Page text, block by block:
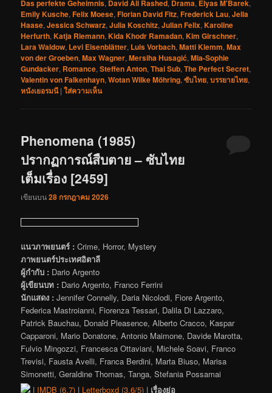
Das perfekte Geheimnis, David Ali Rashed, Drama, Elyas M'Barek,
Emily Kusche,Felix Moese,Florian David Fitz,Frederick Lau,Jella
Haase,Jessica Schwarz,Julia Koschitz,Julian Felix,Karoline
Herfurth,Katja Riemann,Kida Khodr Ramadan,Kim Girschner,
Lara Waldow, Levi Eisenblätter, Luis Vorbach,Matti Klemm,Max
von der Groeben,Max Wagner,Mersiha Husagić,Mia-Sophie
Gundacker, Romance,Steffen Anton,Thai Sub,The Perfect Secret,
Valentin von Falkenhayn,Wotan Wilke Möhring,ซับไทย,บรรยายไทย,
หนังเยอรมนี |ใส่ความเห็น
Phenomena (1985)
ปรากฏการณ์สืบตาย – ซับไทย
เต็มเรื่อง [2459]
เขียนบน28 กรกฎาคม 2026
แนวภาพยนตร์ : Crime, Horror, Mystery
ภาพยนตร์ประเทศอิตาลี
ผู้กำกับ : Dario Argento
ผู้เขียนบท : Dario Argento, Franco Ferrini
นักแสดง : Jennifer Connelly, Daria Nicolodi, Fiore Argento,
Federica Mastroianni, Fiorenza Tessari, Dalila Di Lazzaro,
Patrick Bauchau, Donald Pleasence, Alberto Cracco, Kaspar
Capparoni, Mario Donatone, Antonio Maimone, Davide Marotta,
Fulvio Mingozzi, Francesca Ottaviani, Michele Soavi, Franco
Trevisi, Fausta Avelli, Franca Berdini, Marta Biuso, Marisa
Simonetti, Geraldine Thomas, Tanga, Stefania Possamai
| IMDB (6.7) | Letterboxd (3.6/5) | เรื่องย่อ